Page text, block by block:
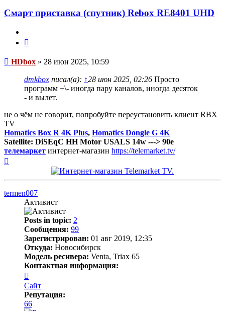
Смарт приставка (спутник) Rebox RE8401 UHD
Сообщение
HDbox » 28 июн 2025, 10:59
dmkbox писал(а): ↑28 июн 2025, 02:26 Просто
программ +\- иногда пару каналов, иногда десяток
- и вылет.
не о чём не говорит, попробуйте переустановить клиент RBX
TV
Homatics Box R 4K Plus, Homatics Dongle G 4K
Satellite: DiSEqC HH Motor USALS 14w ---> 90e
телемаркет интернет-магазин https://telemarket.tv/
termen007
Активист
Posts in topic: 2
Сообщения: 99
Зарегистрирован: 01 авг 2019, 12:35
Откуда: Новосибирск
Модель ресивера: Venta, Triax 65
Контактная информация:
информация
пользователя
termen007
Сайт
Репутация:
66